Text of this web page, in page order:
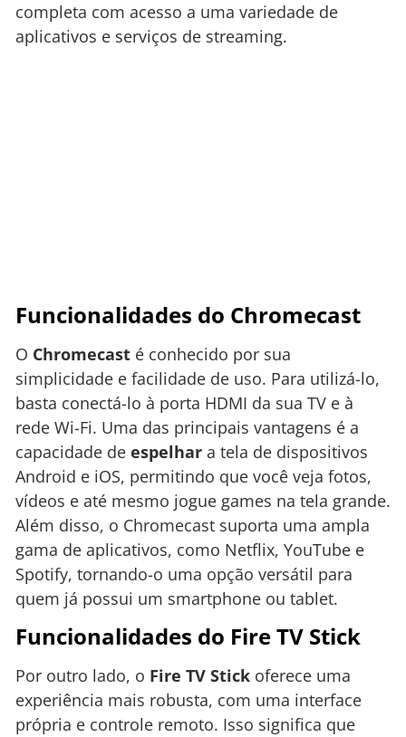
completa com acesso a uma variedade de
aplicativos e serviços de streaming.
Funcionalidades do Chromecast
O Chromecast é conhecido por sua
simplicidade e facilidade de uso. Para utilizá-lo,
basta conectá-lo à porta HDMI da sua TV e à
rede Wi-Fi. Uma das principais vantagens é a
capacidade de espelhar a tela de dispositivos
Android e iOS, permitindo que você veja fotos,
vídeos e até mesmo jogue games na tela grande.
Além disso, o Chromecast suporta uma ampla
gama de aplicativos, como Netflix, YouTube e
Spotify, tornando-o uma opção versátil para
quem já possui um smartphone ou tablet.
Funcionalidades do Fire TV Stick
Por outro lado, o Fire TV Stick oferece uma
experiência mais robusta, com uma interface
própria e controle remoto. Isso significa que